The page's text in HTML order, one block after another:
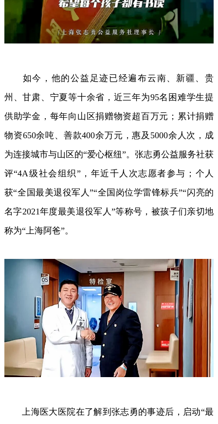
如今，他的公益足迹已经遍布云南、新疆、贵
州、甘肃、宁夏等十余省，近三年为95名困难学生提
供助学金，每年向山区捐赠物资超百万元；累计捐赠
物资650余吨、善款400余万元，惠及5000余人次，成
为连接城市与山区的“爱心枢纽”。张志勇公益服务社获
评“4A级社会组织”，年近千人次志愿者参与；个人
获“全国最美退役军人”“全国岗位学雷锋标兵”“闪亮的
名字2021年度最美退役军人”等称号，被孩子们亲切地
称为“上海阿爸”。
上海医大医院在了解到张志勇的事迹后，启动“最